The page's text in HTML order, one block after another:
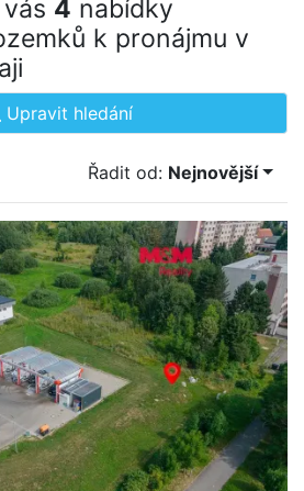
4 nabídky
k pronájmu v
Upravit hledání
Řadit od: Nejnovější